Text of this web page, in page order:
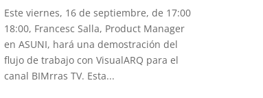
Este viernes, 16 de septiembre, de 17:00
18:00, Francesc Salla, Product Manager
en ASUNI, hará una demostración del
flujo de trabajo con VisualARQ para el
canal BIMrras TV. Esta...